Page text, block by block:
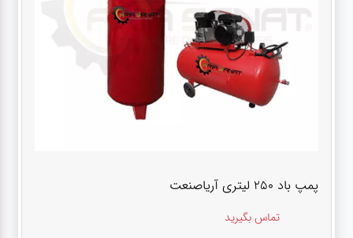
پمپ باد ۲۵۰ لیتری آریاصنعت
تماس بگیرید